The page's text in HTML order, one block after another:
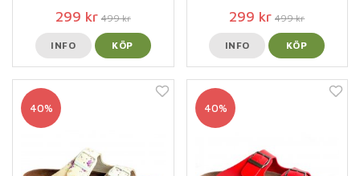
299 kr 499 kr
INFO KÖP
299 kr 499 kr
INFO KÖP
40% 40%